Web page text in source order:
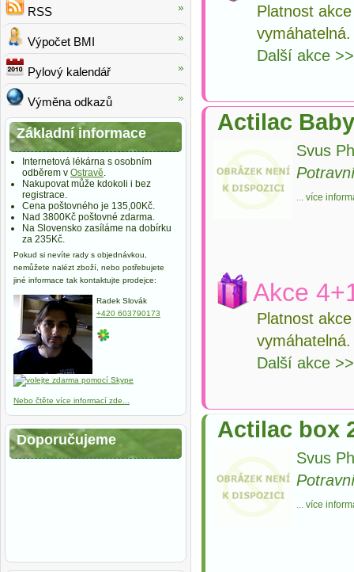
Platnost
vymáhatelná.
Další akce
Actilac
Svus
... více
Akce
Platnost
vymáhatelná.
Další akce
Actilac box
Svus
... více
RSS
Výpočet BMI
Pylový kalendář
Výměna odkazů
Základní informace
Internetová lékárna s osobním
odběrem v Ostravě.
Nakupovat může kdokoli i bez
registrace.
Cena poštovného je 135,00Kč.
Nad 3800Kč poštovné zdarma.
Na Slovensko zasíláme na dobírku
za 235Kč.
Pokud si nevíte rady s objednávkou,
nemůžete nalézt zboží, nebo potřebujete
jiné informace tak kontaktujte prodejce:
Radek Slovák
+420 603790173
Nebo čtěte více informací zde...
Doporučujeme